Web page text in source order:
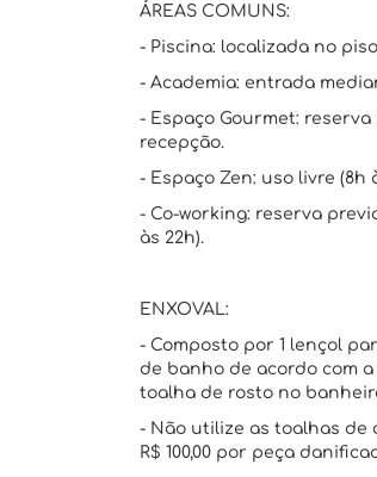
ÁREAS COMUNS:
- Piscina: localizada no piso
- Academia: entrada
- Espaço Gourmet:
recepção.
- Espaço Zen: uso livre (8h
- Co-working: reserva
às 22h).
ENXOVAL:
- Composto por 1 lençol
de banho de acordo com
toalha de rosto no
- Não utilize as toalhas de
R$ 100,00 por peça